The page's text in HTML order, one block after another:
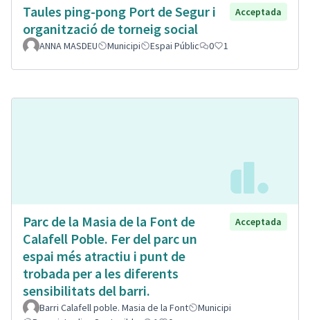
Taules ping-pong Port de Segur i
organització de torneig social
Acceptada
ANNA MASDEU Municipi Espai Públic 0 1
Parc de la Masia de la Font de
Calafell Poble. Fer del parc un
espai més atractiu i punt de
trobada per a les diferents
sensibilitats del barri.
Acceptada
Barri Calafell poble. Masia de la Font
Municipi